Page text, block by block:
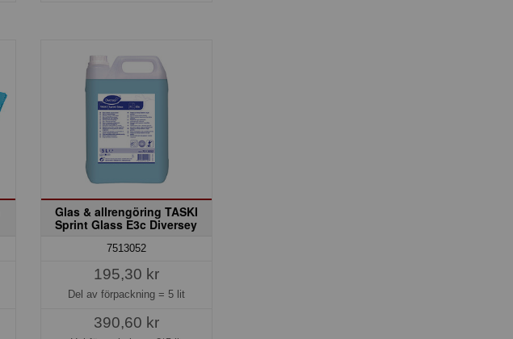
Glas & allrengöring TASKI
Sprint Glass E3c Diversey
7513052
195,30 kr
Del av förpackning = 5 lit
390,60 kr